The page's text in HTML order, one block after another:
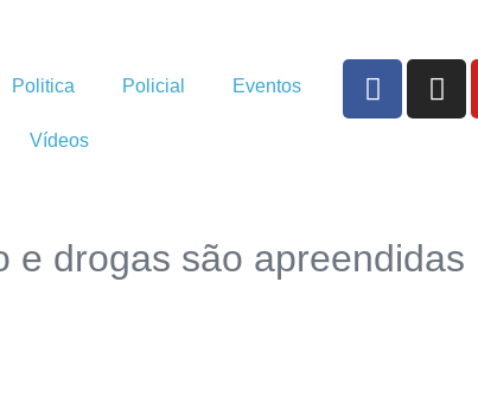
Politica Policial Eventos
Vídeos
e drogas são